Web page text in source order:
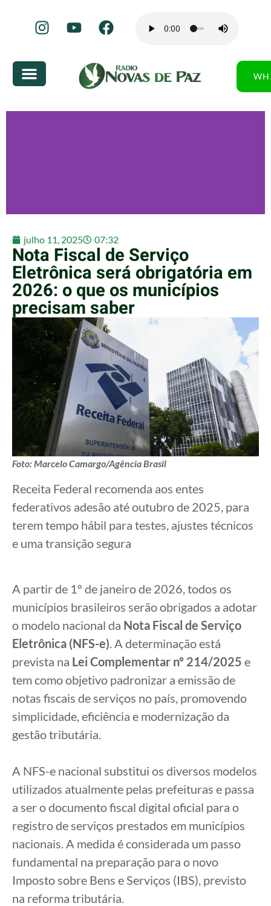
julho 11, 2025 07:32
Nota Fiscal de Serviço
Eletrônica será obrigatória em
2026: o que os municípios
precisam saber
Foto: Marcelo Camargo/Agência Brasil
Receita Federal recomenda aos entes
federativos adesão até outubro de 2025, para
terem tempo hábil para testes, ajustes técnicos
e uma transição segura
A partir de 1º de janeiro de 2026, todos os
municípios brasileiros serão obrigados a adotar
o modelo nacional da Nota Fiscal de Serviço
Eletrônica (NFS-e) . A determinação está
prevista na Lei Complementar nº 214/2025 e
tem como objetivo padronizar a emissão de
notas fiscais de serviços no país, promovendo
simplicidade, eficiência e modernização da
gestão tributária.
A NFS-e nacional substitui os diversos modelos
utilizados atualmente pelas prefeituras e passa
a ser o documento fiscal digital oficial para o
registro de serviços prestados em municípios
nacionais. A medida é considerada um passo
fundamental na preparação para o novo
Imposto sobre Bens e Serviços (IBS), previsto
na reforma tributária.